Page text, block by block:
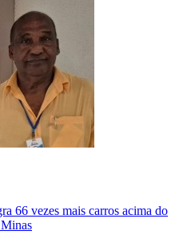
66 vezes mais carros acima do